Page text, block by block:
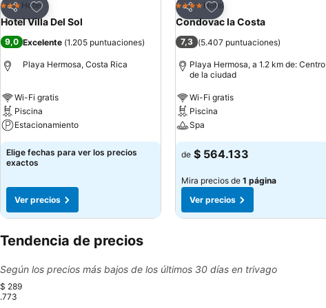
Compartir
Agregar a favoritos
3 Estrellas
Hotel
Hotel Villa Del Sol
9,0 Excelente (1.205 puntuaciones)
Playa Hermosa, Costa Rica
Wi-Fi gratis
Piscina
Estacionamiento
Elige fechas para ver los precios
exactos
Ver precios
Compartir
Agregar a favoritos
4 EstrellasHotel
Condovac la Costa
7,3 (5.407 puntuaciones)
Playa Hermosa, a 1.2 km de: Centro
de la ciudad
Wi-Fi gratis
Piscina
Spa
de $ 564.133
Mira precios de 1 página
Ver precios
Tendencia de precios
Según los precios más bajos de los últimos 30 días en trivago
$ 289
.773